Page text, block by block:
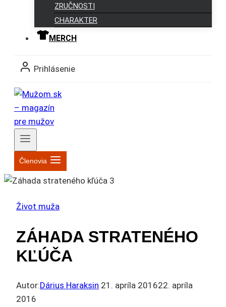
ZRUČNOSTI
CHARAKTER
MERCH
Prihlásenie
Členovia
Život muža
ZÁHADA STRATENÉHO
KĽÚČA
Autor:Dárius Haraksin 21. apríla 201622. apríla
2016